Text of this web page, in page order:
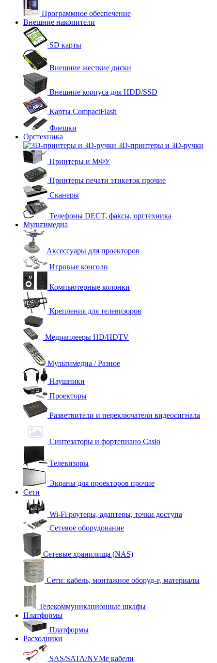
Программное обеспечение
Внешние накопители
SD карты
Внешние жесткие диски
Внешние корпуса для HDD/SSD
Карты CompactFlash
Флешки
Оргтехника
3D-принтеры и 3D-ручки
Принтеры и МФУ
Принтеры печати этикеток прочие
Сканеры
Телефоны DECT, факсы, оргтехника
Мультимедиа
Аксессуары для проекторов
Игровые консоли
Компьютерные колонки
Крепления для телевизоров
Медиаплееры HD/HDTV
Мультимедиа / Разное
Наушники
Проекторы
Разветвители и переключатели видеосигнала
Синтезаторы и фортепиано Casio
Телевизоры
Экраны для проекторов прочие
Сети
Wi-Fi роутеры, адаптеры, точки доступа
Сетевое оборудование
Сетевые хранилища (NAS)
Сети: кабель, монтажное оборуд-е, материалы
Телекоммуникационные шкафы
Платформы
Платформы
Расходники
SAS/SATA/NVMe кабели